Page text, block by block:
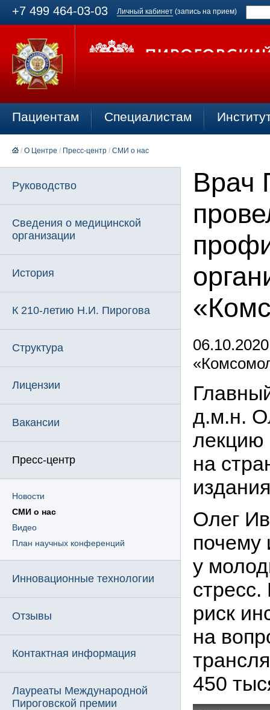
+7 499 464-03-03 Личный кабинет (запись на прием)
Пациентам Специалистам
/ О Центре / Пресс-центр / СМИ о нас
Руководство
Сведения о медицинской
организации
История
К 210-летию Н.И. Пирогова
Структура
Лицензии
Вакансии
Пресс-центр
Новости
СМИ о нас
Видео
План научных конференций
Инновационные технологии
Отзывы
Контактная информация
Лауреаты Международной
Пироговской премии
Врач
06.10.2020
д.м.н.
лекцию
на
Олег
почему
у
риск
на
450